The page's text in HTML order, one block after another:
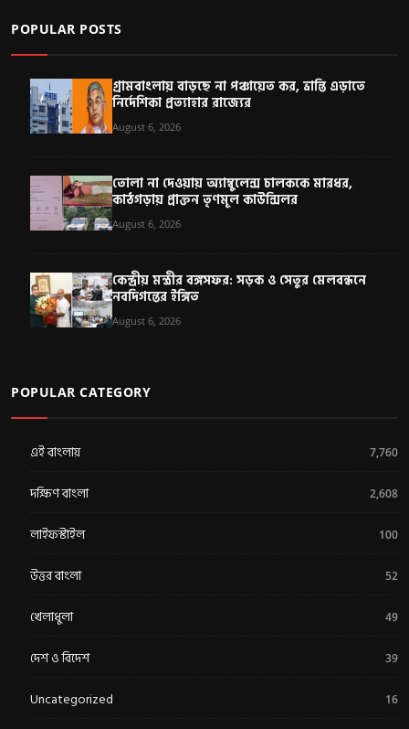
POPULAR POSTS
গ্রামবাংলায় বাড়ছে না পঞ্চায়েত কর, ভ্রান্তি এড়াতে
নির্দেশিকা প্রত্যাহার রাজ্যের
August 6, 2026
তোলা না দেওয়ায় অ্যাম্বুলেন্স চালককে মারধর,
কাঠগড়ায় প্রাক্তন তৃণমূল কাউন্সিলর
August 6, 2026
কেন্দ্রীয় মন্ত্রীর বঙ্গসফর: সড়ক ও সেতুর মেলবন্ধনে
নবদিগন্তের ইঙ্গিত
August 6, 2026
POPULAR CATEGORY
এই বাংলায় 7,760
দক্ষিণ বাংলা 2,608
লাইফস্টাইল 100
উত্তর বাংলা 52
খেলাধুলা 49
দেশ ও বিদেশ 39
Uncategorized 16